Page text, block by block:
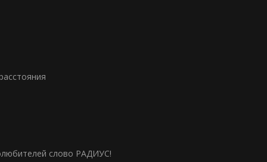
слово РАДИУС!